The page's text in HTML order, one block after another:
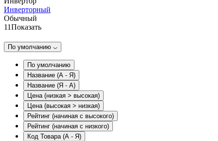
Инверторный
Обычный
11Показать
По умолчанию
По умолчанию
Название (А - Я)
Название (Я - А)
Цена (низкая > высокая)
Цена (высокая > низкая)
Рейтинг (начиная с высокого)
Рейтинг (начиная с низкого)
Код Товара (А - Я)